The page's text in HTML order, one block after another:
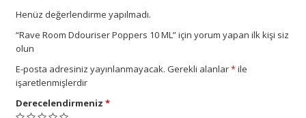
Henüz değerlendirme yapılmadı.
“Rave Room Ddouriser Poppers 10 ML” için yorum yapan ilk kişi siz
olun
E-posta adresiniz yayınlanmayacak. Gerekli alanlar*ile
işaretlenmişlerdir
Derecelendirmeniz *